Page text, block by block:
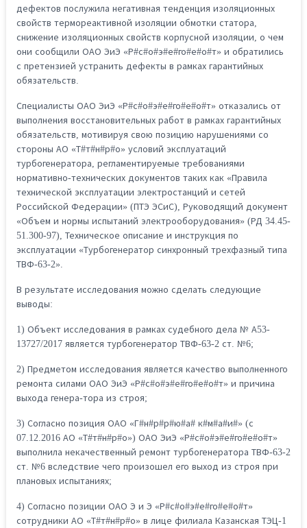
дефектов послужила негативная тенденция изоляционных
свойств термореактивной изоляции обмотки статора,
снижение изоляционных свойств корпусной изоляции, о чем
они сообщили ОАО ЭиЭ «Р#с#о#э#е#го#е#о#т» и обратились
с претензией устранить дефекты в рамках гарантийных
обязательств.
Специалисты ОАО ЭиЭ «Р#с#о#э#е#го#е#о#т» отказались от
выполнения восстановительных работ в рамках гарантийных
обязательств, мотивируя свою позицию нарушениями со
стороны АО «Т#т#н#р#о» условий эксплуатаций
турбогенератора, регламентируемые требованиями
нормативно-технических документов таких как «Правила
технической эксплуатации электростанций и сетей
Российской Федерации» (ПТЭ ЭСиС), Руководящий документ
«Объем и нормы испытаний электрооборудования» (РД 34.45-
51.300-97), Техническое описание и инструкция по
эксплуатации «Турбогенератор синхронный трехфазный типа
ТВФ-63-2».
В результате исследования можно сделать следующие
выводы:
1) Объект исследования в рамках судебного дела № А53-
13727/2017 является турбогенератор ТВФ-63-2 ст. №6;
2) Предметом исследования является качество выполненного
ремонта силами ОАО ЭиЭ «Р#с#о#э#е#го#е#о#т» и причина
выхода генера-тора из строя;
3) Согласно позиция ОАО «Г#н#р#р#ю#а# к#м#а#и#» (с
07.12.2016 АО «Т#т#н#р#о») ОАО ЭиЭ «Р#с#о#э#е#го#е#о#т»
выполнила некачественный ремонт турбогенератора ТВФ-63-2
ст. №6 вследствие чего произошел его выход из строя при
плановых испытаниях;
4) Согласно позиции ОАО Э и Э «Р#с#о#э#е#го#е#о#т»
сотрудники АО «Т#т#н#р#о» в лице филиала Казанская ТЭЦ-1